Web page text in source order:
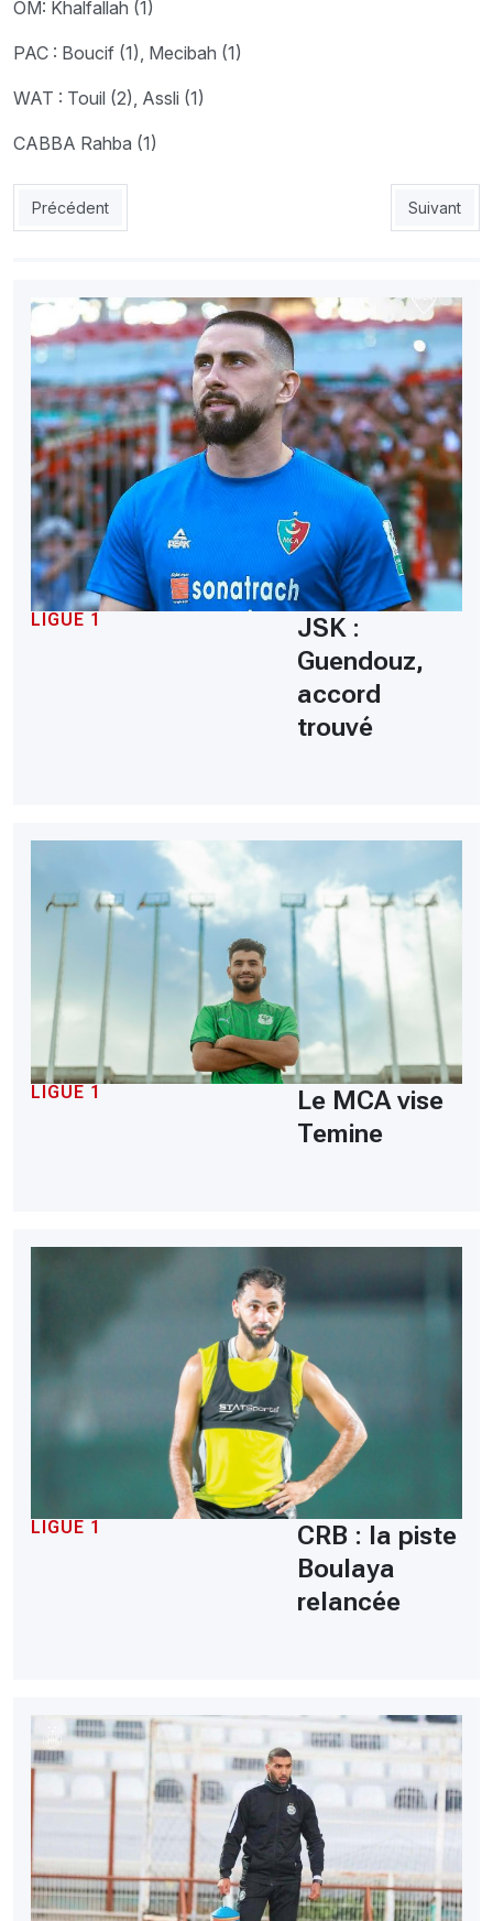
OM: Khalfallah (1)
PAC : Boucif (1), Mecibah (1)
WAT : Touil (2), Assli (1)
CABBA Rahba (1)
Article précédent : Le président de Médéa crie au scandale
Précédent Article
Suivant
LIGUE 1
JSK :
Guendouz,
accord
trouvé
LIGUE 1
Le MCA vise
Temine
LIGUE 1
CRB : la piste
Boulaya
relancée